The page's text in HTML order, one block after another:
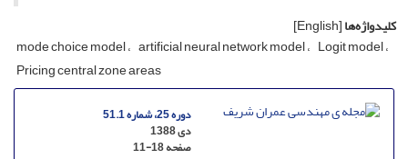
کلیدواژه‌ها[English]
mode choice model artificial neural network model Logit model
Pricing central zone areas
دوره 25، شماره 51.1
دی 1388
صفحه11-18